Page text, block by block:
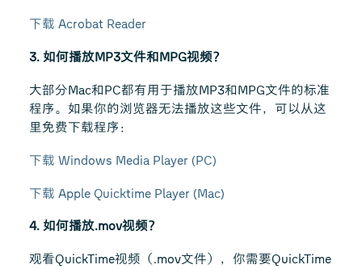
下载 Acrobat Reader
3. 如何播放MP3文件和MPG视频？
大部分Mac和PC都有用于播放MP3和MPG文件的标准
程序。如果你的浏览器无法播放这些文件，可以从这
里免费下载程序：
下载 Windows Media Player (PC)
下载 Apple Quicktime Player (Mac)
4. 如何播放.mov视频？
观看QuickTime视频（.mov文件），你需要QuickTime